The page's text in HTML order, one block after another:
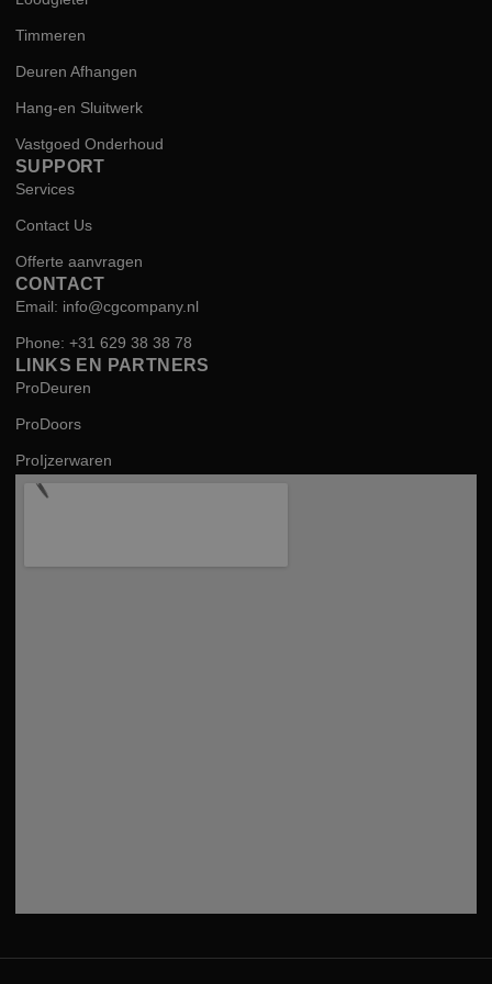
Timmeren
Deuren Afhangen
Hang-en Sluitwerk
Vastgoed Onderhoud
SUPPORT
Services
Contact Us
Offerte aanvragen
CONTACT
Email: info@cgcompany.nl
Phone: +31 629 38 38 78
LINKS EN PARTNERS
ProDeuren
ProDoors
ProIjzerwaren